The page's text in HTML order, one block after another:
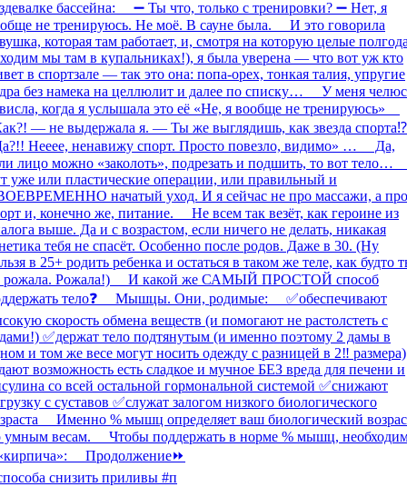
снизить приливы #п